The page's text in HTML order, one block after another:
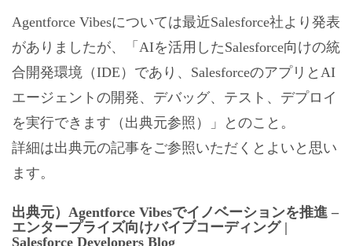
Agentforce Vibesについては最近Salesforce社より発表
がありましたが、「AIを活用したSalesforce向けの統
合開発環境（IDE）であり、SalesforceのアプリとAI
エージェントの開発、デバッグ、テスト、デプロイ
を実行できます（出典元参照）」とのこと。
詳細は出典元の記事をご参照いただくとよいと思い
ます。
出典元）Agentforce Vibesでイノベーションを推進 –
エンタープライズ向けバイブコーディング |
Salesforce Developers Blog